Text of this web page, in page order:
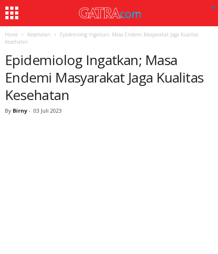
Home Kesehatan
Epidemiolog Ingatkan; Masa Endemi Masyarakat Jaga Kualitas
Kesehatan
Epidemiolog Ingatkan; Masa
Endemi Masyarakat Jaga Kualitas
Kesehatan
By Birny - 03 Juli 2023